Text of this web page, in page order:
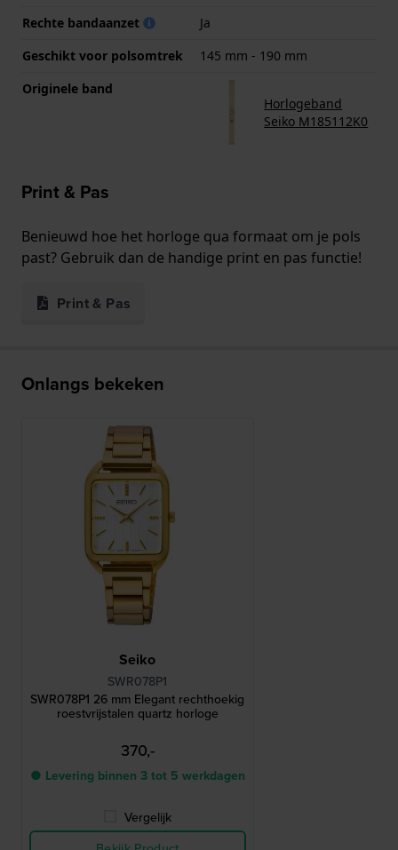
Rechte bandaanzet
Ja
Geschikt voor polsomtrek
145 mm - 190 mm
Originele band
Horlogeband
Seiko M185112K0
Print & Pas
Benieuwd hoe het horloge qua formaat om je pols
past? Gebruik dan de handige print en pas functie!
Print & Pas
Onlangs bekeken
Seiko
SWR078P1
SWR078P1 26 mm Elegant rechthoekig
roestvrijstalen quartz horloge
370,-
● Levering binnen 3 tot 5 werkdagen
Vergelijk